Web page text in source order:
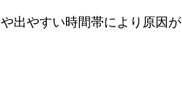
出やすい時間帯により原因が